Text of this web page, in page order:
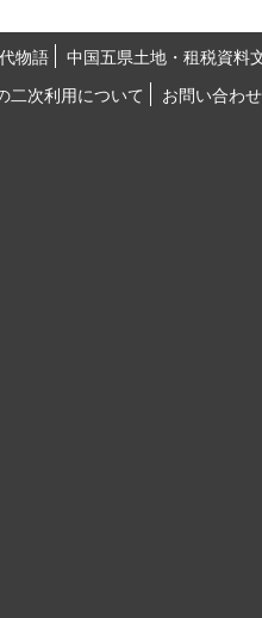
物語
中国五県土地・租税資料
二次利用について
お問い合わせ